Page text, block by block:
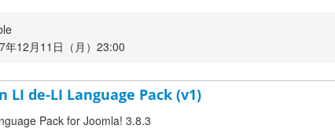
年12月11日（月）23:00
LI de-LI Language Pack (v1)
Pack for Joomla! 3.8.3